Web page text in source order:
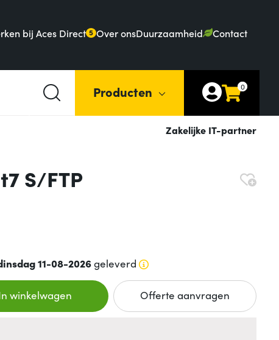
bij Aces Direct 5 Over onsDuurzaamheid Contact
Producten 0
Zakelijke IT-partner
S/FTP
11-08-2026geleverd
winkelwagen Offerte aanvragen